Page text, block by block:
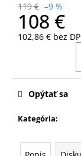
119 € –9 %
108 €
102,86 € bez
Kategória:
Opýtať sa